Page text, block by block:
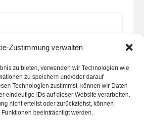
Zustimmung verwalten
zu bieten, verwenden wir Technologien wie
zu speichern und/oder darauf
Technologien zustimmst, können wir Daten
eindeutige IDs auf dieser Website verarbeiten.
nicht erteilst oder zurückziehst, können
beeinträchtigt werden.